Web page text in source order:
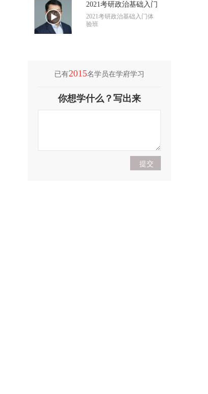
2021考研政治基础入门
导学
2021考研政治基础入门体
验班
(付海悦)2021考研英语
（二）基础入门导学
(付海悦)2021考研英语
（二）基础入门导...
（一）基础入门导学
(康启华)2021考研英语
（一）基础入门导...
已有2015名学员在学府学习
你想学什么？写出来